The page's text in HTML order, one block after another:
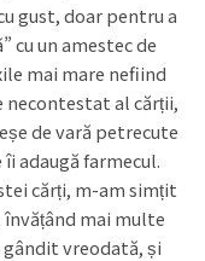
gust, doar pentru a
cu un amestec de
mai mare nefiind
necontestat al cărții,
de vară petrecute
adaugă farmecul.
cărți, m-am simțit
mai multe
vreodată, și